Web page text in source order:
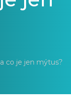
co je jen mýtus?